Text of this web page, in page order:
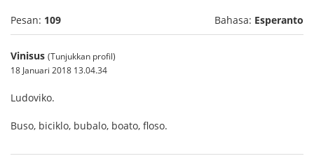
Pesan: 109 Bahasa: Esperanto
Vinisus (Tunjukkan profil)
18 Januari 2018 13.04.34
Ludoviko.
Buso, biciklo, bubalo, boato, floso.